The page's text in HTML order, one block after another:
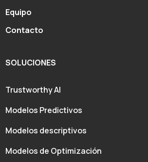
Equipo
Contacto
SOLUCIONES
Trustworthy AI
Modelos Predictivos
Modelos descriptivos
Modelos de Optimización